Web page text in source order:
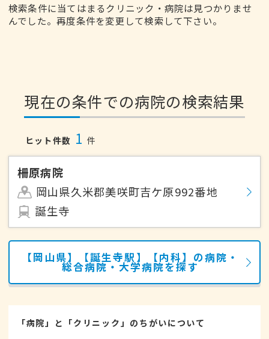
検索条件に当てはまるクリニック・病院は見つかりませ
んでした。再度条件を変更して検索して下さい。
現在の条件での病院の検索結果
ヒット件数 1 件
柵原病院
岡山県久米郡美咲町吉ケ原992番地
誕生寺
【岡山県】【誕生寺駅】【内科】の病院・
総合病院・大学病院を探す
「病院」と「クリニック」のちがいについて